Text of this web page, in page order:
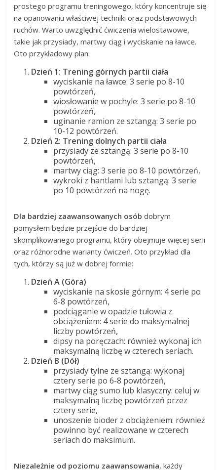
prostego programu treningowego, który koncentruje się
na opanowaniu właściwej techniki oraz podstawowych
ruchów. Warto uwzględnić ćwiczenia wielostawowe,
takie jak przysiady, martwy ciąg i wyciskanie na ławce.
Oto przykładowy plan:
Dzień 1: Trening górnych partii ciała
wyciskanie na ławce: 3 serie po 8-10
powtórzeń,
wiosłowanie w pochyle: 3 serie po 8-10
powtórzeń,
uginanie ramion ze sztangą: 3 serie po
10-12 powtórzeń.
Dzień 2: Trening dolnych partii ciała
przysiady ze sztangą: 3 serie po 8-10
powtórzeń,
martwy ciąg: 3 serie po 8-10 powtórzeń,
wykroki z hantlami lub sztangą: 3 serie
po 10 powtórzeń na nogę.
Dla bardziej zaawansowanych osób dobrym
pomysłem będzie przejście do bardziej
skomplikowanego programu, który obejmuje więcej serii
oraz różnorodne warianty ćwiczeń. Oto przykład dla
tych, którzy są już w dobrej formie:
Dzień A (Góra)
wyciskanie na skosie górnym: 4 serie po
6-8 powtórzeń,
podciąganie w opadzie tułowia z
obciążeniem: 4 serie do maksymalnej
liczby powtórzeń,
dipsy na poręczach: również wykonaj ich
maksymalną liczbę w czterech seriach.
Dzień B (Dół)
przysiady tylne ze sztangą: wykonaj
cztery serie po 6-8 powtórzeń,
martwy ciąg sumo lub klasyczny: celuj w
maksymalną liczbę powtórzeń przez
cztery serie,
unoszenie bioder z obciążeniem: również
powinno być realizowane w czterech
seriach do maksimum.
Niezależnie od poziomu zaawansowania, każdy